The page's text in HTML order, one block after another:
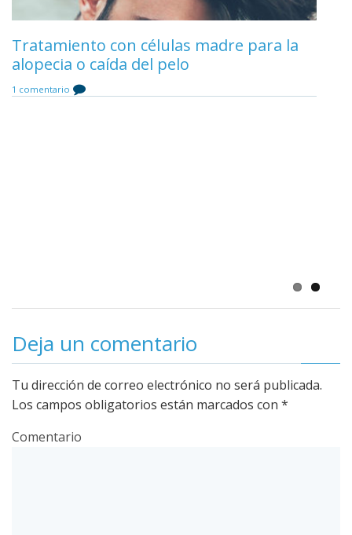
Mejor cirujano de injerto capilar de
Andalucía
Comentar
Tratamiento con células madre para la
alopecia o caída del pelo
1 comentario
Deja un comentario
Tu dirección de correo electrónico no será publicada.
Los campos obligatorios están marcados con *
Comentario